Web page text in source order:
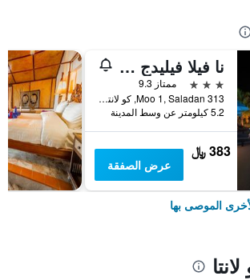
نا فيلا فيليدج - ٔلبالغين فقط
3 نجوم
ممتاز 9.3
313 Moo 1, Saladan, كو لانتا, تايلاند
5.2 كيلومتر عن وسط المدينة
383 ﷼
عرض الصفقة
الموصى بها